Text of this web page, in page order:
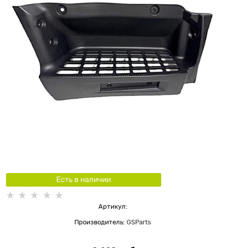
Есть в наличии
Артикул:
Производитель: GSParts